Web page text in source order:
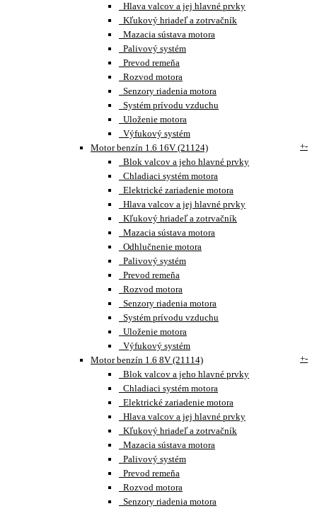
Hlava valcov a jej hlavné prvky
Kľukový hriadeľ a zotrvačník
Mazacia sústava motora
Palivový systém
Prevod remeňa
Rozvod motora
Senzory riadenia motora
Systém prívodu vzduchu
Uloženie motora
Výfukový systém
Motor benzín 1.6 16V (21124)
+-
Blok valcov a jeho hlavné prvky
Chladiaci systém motora
Elektrické zariadenie motora
Hlava valcov a jej hlavné prvky
Kľukový hriadeľ a zotrvačník
Mazacia sústava motora
Odhlučnenie motora
Palivový systém
Prevod remeňa
Rozvod motora
Senzory riadenia motora
Systém prívodu vzduchu
Uloženie motora
Výfukový systém
Motor benzín 1.6 8V (21114)
+-
Blok valcov a jeho hlavné prvky
Chladiaci systém motora
Elektrické zariadenie motora
Hlava valcov a jej hlavné prvky
Kľukový hriadeľ a zotrvačník
Mazacia sústava motora
Palivový systém
Prevod remeňa
Rozvod motora
Senzory riadenia motora